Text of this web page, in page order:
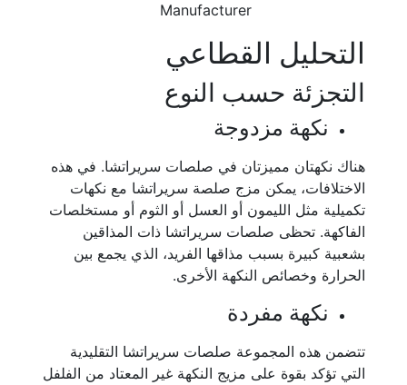
Manufacturer
التحليل القطاعي
التجزئة حسب النوع
نكهة مزدوجة
هناك نكهتان مميزتان في صلصات سريراتشا. في هذه
الاختلافات، يمكن مزج صلصة سريراتشا مع نكهات
تكميلية مثل الليمون أو العسل أو الثوم أو مستخلصات
الفاكهة. تحظى صلصات سريراتشا ذات المذاقين
بشعبية كبيرة بسبب مذاقها الفريد، الذي يجمع بين
الحرارة وخصائص النكهة الأخرى.
نكهة مفردة
تتضمن هذه المجموعة صلصات سريراتشا التقليدية
التي تؤكد بقوة على مزيج النكهة غير المعتاد من الفلفل